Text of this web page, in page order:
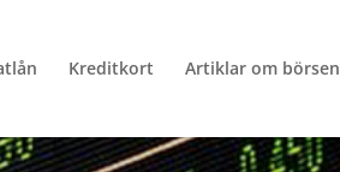
Kreditkort Artiklar om börsen